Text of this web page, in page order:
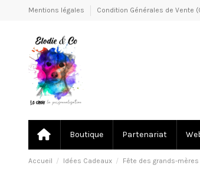
Mentions légales Condition Générales de Vente
Boutique Partenariat
Accueil Idées Cadeaux Fête des grands-mères